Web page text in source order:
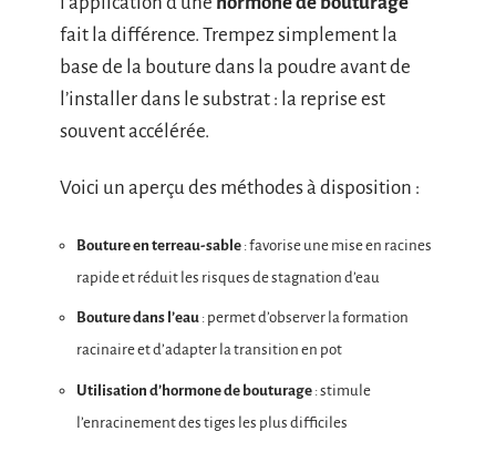
fait la différence. Trempez simplement la
base de la bouture dans la poudre avant de
l’installer dans le substrat : la reprise est
souvent accélérée.
Voici un aperçu des méthodes à disposition :
Bouture en terreau-sable : favorise une mise en racines
rapide et réduit les risques de stagnation d’eau
Bouture dans l’eau : permet d’observer la formation
racinaire et d’adapter la transition en pot
Utilisation d’hormone de bouturage : stimule
l’enracinement des tiges les plus difficiles